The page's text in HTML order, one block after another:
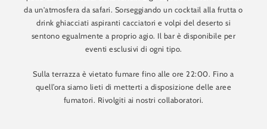
da un'atmosfera da safari. Sorseggiando un cocktail alla frutta o
drink ghiacciati aspiranti cacciatori e volpi del deserto si
sentono egualmente a proprio agio. Il bar è disponibile per
eventi esclusivi di ogni tipo.
Sulla terrazza è vietato fumare fino alle ore 22:00. Fino a
quell’ora siamo lieti di metterti a disposizione delle aree
fumatori. Rivolgiti ai nostri collaboratori.